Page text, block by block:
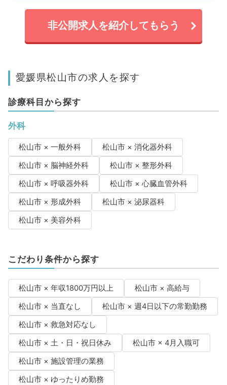
非公開求人を紹介してもらう
愛媛県松山市の求人を探す
診療科目から探す
外科
松山市 × 一般外科
松山市 × 消化器外科
松山市 × 脳神経外科
松山市 × 整形外科
松山市 × 呼吸器外科
松山市 × 心臓血管外科
松山市 × 形成外科
松山市 × 泌尿器科
松山市 × 美容外科
こだわり条件から探す
松山市 × 年収1800万円以上
松山市 × 高給与
松山市 × 当直なし
松山市 × 週4日以下の常勤勤務
松山市 × 救急対応なし
松山市 × 土・日・祝日休み
松山市 × 4月入職可
松山市 × 施設管理の業務
松山市 × ゆったりめ勤務